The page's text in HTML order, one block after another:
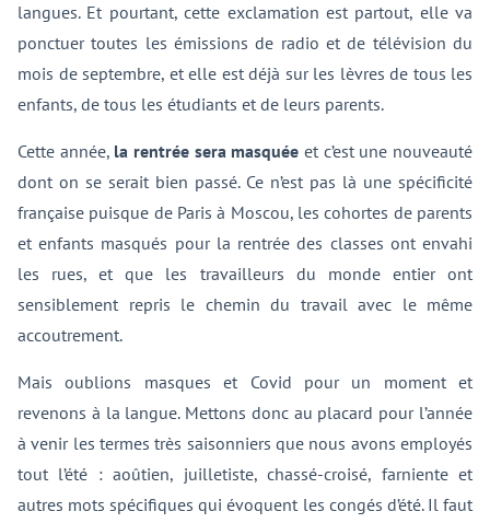
langues. Et pourtant, cette exclamation est partout, elle va
ponctuer toutes les émissions de radio et de télévision du
mois de septembre, et elle est déjà sur les lèvres de tous les
enfants, de tous les étudiants et de leurs parents.
Cette année, la rentrée sera masquée et c’est une nouveauté
dont on se serait bien passé. Ce n’est pas là une spécificité
française puisque de Paris à Moscou, les cohortes de parents
et enfants masqués pour la rentrée des classes ont envahi
les rues, et que les travailleurs du monde entier ont
sensiblement repris le chemin du travail avec le même
accoutrement.
Mais oublions masques et Covid pour un moment et
revenons à la langue. Mettons donc au placard pour l’année
à venir les termes très saisonniers que nous avons employés
tout l’été : aoûtien, juilletiste, chassé-croisé, farniente et
autres mots spécifiques qui évoquent les congés d’été. Il faut